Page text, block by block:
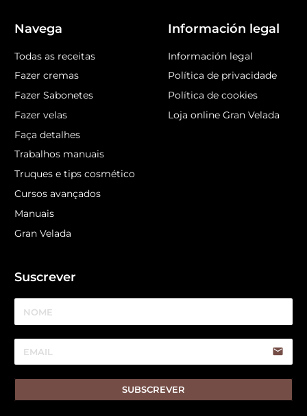
Navega
Todas as receitas
Fazer cremas
Fazer Sabonetes
Fazer velas
Faça detalhes
Trabalhos manuais
Truques e tips cosmético
Cursos avançados
Manuais
Gran Velada
Información legal
Información legal
Política de privacidade
Política de cookies
Loja online Gran Velada
Suscrever
email
SUBSCREVER